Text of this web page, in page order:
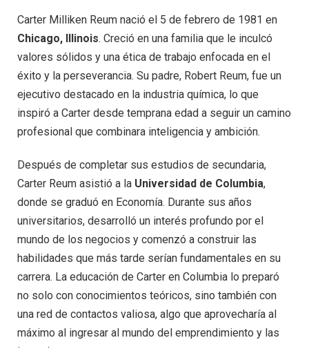
Carter Milliken Reum nació el 5 de febrero de 1981 en
Chicago, Illinois. Creció en una familia que le inculcó
valores sólidos y una ética de trabajo enfocada en el
éxito y la perseverancia. Su padre, Robert Reum, fue un
ejecutivo destacado en la industria química, lo que
inspiró a Carter desde temprana edad a seguir un camino
profesional que combinara inteligencia y ambición.
Después de completar sus estudios de secundaria,
Carter Reum asistió a la Universidad de Columbia,
donde se graduó en Economía. Durante sus años
universitarios, desarrolló un interés profundo por el
mundo de los negocios y comenzó a construir las
habilidades que más tarde serían fundamentales en su
carrera. La educación de Carter en Columbia lo preparó
no solo con conocimientos teóricos, sino también con
una red de contactos valiosa, algo que aprovecharía al
máximo al ingresar al mundo del emprendimiento y las